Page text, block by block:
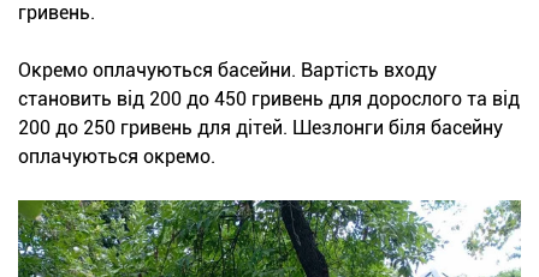
гривень.
Окремо оплачуються басейни. Вартість входу
становить від 200 до 450 гривень для дорослого та від
200 до 250 гривень для дітей. Шезлонги біля басейну
оплачуються окремо.